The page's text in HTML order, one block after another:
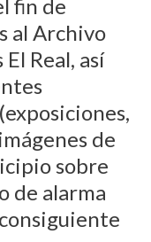
fin de
al Archivo
Real, así
de
sobre
de alarma